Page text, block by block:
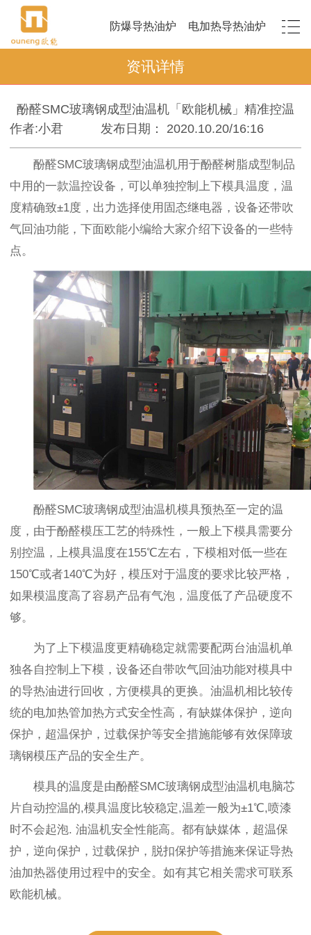
防爆导热油炉 电加热导热油炉
资讯详情
酚醛SMC玻璃钢成型油温机「欧能机械」精准控温
作者:小君
发布日期： 2020.10.20/16:16
酚醛SMC玻璃钢成型油温机用于酚醛树脂成型制品
中用的一款温控设备，可以单独控制上下模具温度，温
度精确致±1度，出力选择使用固态继电器，设备还带吹
气回油功能，下面欧能小编给大家介绍下设备的一些特
点。
酚醛SMC玻璃钢成型油温机模具预热至一定的温
度，由于酚醛模压工艺的特殊性，一般上下模具需要分
别控温，上模具温度在155℃左右，下模相对低一些在
150℃或者140℃为好，模压对于温度的要求比较严格，
如果模温度高了容易产品有气泡，温度低了产品硬度不
够。
为了上下模温度更精确稳定就需要配两台油温机单
独各自控制上下模，设备还自带吹气回油功能对模具中
的导热油进行回收，方便模具的更换。油温机相比较传
统的电加热管加热方式安全性高，有缺媒体保护，逆向
保护，超温保护，过载保护等安全措施能够有效保障玻
璃钢模压产品的安全生产。
模具的温度是由酚醛SMC玻璃钢成型油温机电脑芯
片自动控温的,模具温度比较稳定,温差一般为±1℃,喷漆
时不会起泡. 油温机安全性能高。都有缺媒体，超温保
护，逆向保护，过载保护，脱扣保护等措施来保证导热
油加热器使用过程中的安全。如有其它相关需求可联系
欧能机械。